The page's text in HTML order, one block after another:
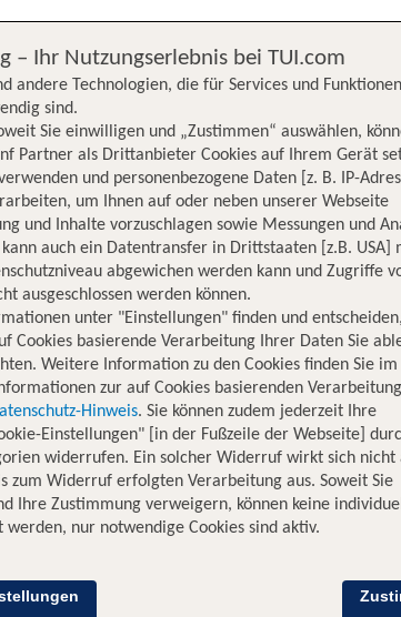
Lage Bewertungen
– Ihr Nutzungserlebnis bei TUI.com
andere Technologien, die für Services und
sind.
Sie einwilligen und „Zustimmen“ auswählen,
Partner als Drittanbieter Cookies auf Ihrem Gerät
und personenbezogene Daten [z. B. IP-
um Ihnen auf oder neben unserer Webseite
und Inhalte vorzuschlagen sowie Messungen und
auch ein Datentransfer in Drittstaaten [z.B. USA]
abgewichen werden kann und Zugriffe
ausgeschlossen werden können.
unter "Einstellungen" finden und
Cookies basierende Verarbeitung Ihrer Daten Sie
Weitere Information zu den Cookies finden Sie im
zur auf Cookies basierenden
Hinweis. Sie können zudem jederzeit Ihre
Einstellungen" [in der Fußzeile der Webseite]
widerrufen. Ein solcher Widerruf wirkt sich nicht
zum Widerruf erfolgten Verarbeitung aus. Soweit Sie
Ihre Zustimmung verweigern, können keine
nur notwendige Cookies sind aktiv.